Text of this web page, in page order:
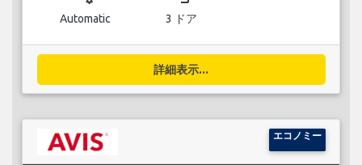
Automatic 3 ドア
詳細表示...
エコノミー